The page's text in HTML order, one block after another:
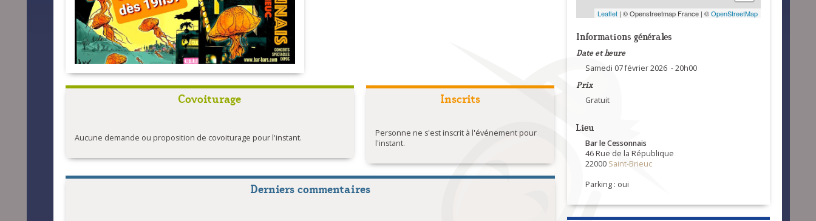
Covoiturage
Aucune demande ou proposition de covoiturage pour l'instant.
Inscrits
Personne ne s'est inscrit à l'événement pour
l'instant.
Derniers commentaires
Leaflet| © Openstreetmap France | ©OpenStreetMap
Informations générales
Date et heure
Samedi 07 février 2026 - 20h00
Prix
Gratuit
Lieu
Bar le Cessonnais
46 Rue de la République
22000 Saint-Brieuc
Parking : oui